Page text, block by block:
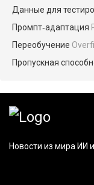
Данные для
Промпт‑адаптация
Переобучение
Пропускная
Новости из мира ИИ